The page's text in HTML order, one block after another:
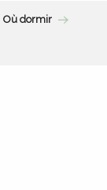
Où dormir